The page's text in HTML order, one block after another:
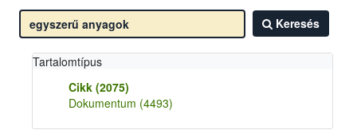
Keresés
Tartalomtípus
Cikk (2075)
Dokumentum (4493)